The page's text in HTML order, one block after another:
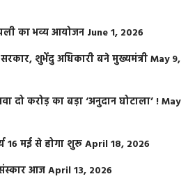
का भव्य आयोजन June 1, 2026
शुभेंदु अधिकारी बने मुख्यमंत्रीMay 9,
दो करोड़ का बड़ा ‘अनुदान घोटाला’ !May
16 मई से होगा शुरूApril 18, 2026
आजApril 13, 2026